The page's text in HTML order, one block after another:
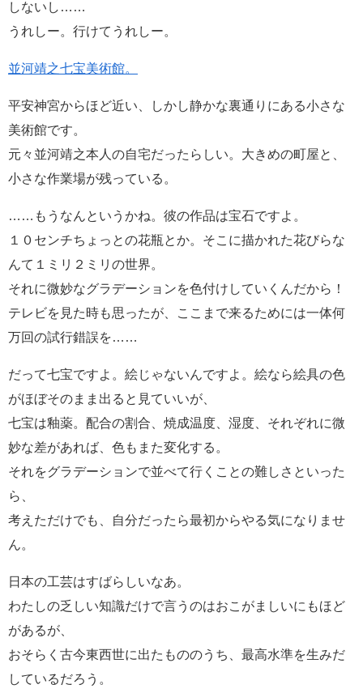
しないし……
うれしー。行けてうれしー。
並河靖之七宝美術館。
平安神宮からほど近い、しかし静かな裏通りにある小さな
美術館です。
元々並河靖之本人の自宅だったらしい。大きめの町屋と、
小さな作業場が残っている。
……もうなんというかね。彼の作品は宝石ですよ。
１０センチちょっとの花瓶とか。そこに描かれた花びらな
んて１ミリ２ミリの世界。
それに微妙なグラデーションを色付けしていくんだから！
テレビを見た時も思ったが、ここまで来るためには一体何
万回の試行錯誤を……
だって七宝ですよ。絵じゃないんですよ。絵なら絵具の色
がほぼそのまま出ると見ていいが、
七宝は釉薬。配合の割合、焼成温度、湿度、それぞれに微
妙な差があれば、色もまた変化する。
それをグラデーションで並べて行くことの難しさといった
ら、
考えただけでも、自分だったら最初からやる気になりませ
ん。
日本の工芸はすばらしいなあ。
わたしの乏しい知識だけで言うのはおこがましいにもほど
があるが、
おそらく古今東西世に出たもののうち、最高水準を生みだ
しているだろう。